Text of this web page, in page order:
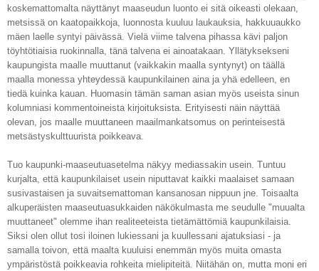
koskemattomalta näyttänyt maaseudun luonto ei sitä oikeasti olekaan,
metsissä on kaatopaikkoja, luonnosta kuuluu laukauksia, hakkuuaukko
mäen laelle syntyi päivässä. Vielä viime talvena pihassa kävi paljon
töyhtötiaisia ruokinnalla, tänä talvena ei ainoatakaan. Yllätyksekseni
kaupungista maalle muuttanut (vaikkakin maalla syntynyt) on täällä
maalla monessa yhteydessä kaupunkilainen aina ja yhä edelleen, en
tiedä kuinka kauan. Huomasin tämän saman asian myös useista sinun
kolumniasi kommentoineista kirjoituksista. Erityisesti näin näyttää
olevan, jos maalle muuttaneen maailmankatsomus on perinteisestä
metsästyskulttuurista poikkeava.
Tuo kaupunki-maaseutuasetelma näkyy mediassakin usein. Tuntuu
kurjalta, että kaupunkilaiset usein niputtavat kaikki maalaiset samaan
susivastaisen ja suvaitsemattoman kansanosan nippuun jne. Toisaalta
alkuperäisten maaseutuasukkaiden näkökulmasta me seudulle "muualta
muuttaneet" olemme ihan realiteeteista tietämättömiä kaupunkilaisia.
Siksi olen ollut tosi iloinen lukiessani ja kuullessani ajatuksiasi - ja
samalla toivon, että maalta kuuluisi enemmän myös muita omasta
ympäristöstä poikkeavia rohkeita mielipiteitä. Niitähän on, mutta moni eri